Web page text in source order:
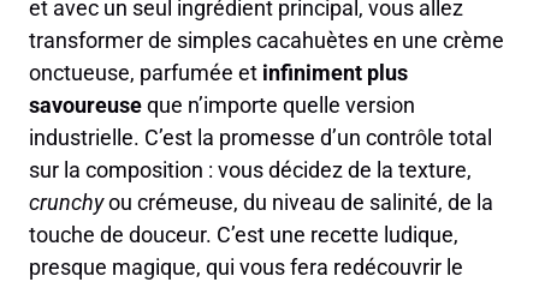
et avec un seul ingrédient principal, vous allez
transformer de simples cacahuètes en une crème
onctueuse, parfumée et infiniment plus
savoureuseque n’importe quelle version
industrielle. C’est la promesse d’un contrôle total
sur la composition : vous décidez de la texture,
crunchyou crémeuse, du niveau de salinité, de la
touche de douceur. C’est une recette ludique,
presque magique, qui vous fera redécouvrir le